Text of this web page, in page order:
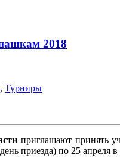
2018
, Турниры
приглашают принять
приезда) по 25 апреля в